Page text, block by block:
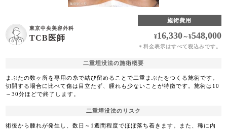
東京中央美容外科
TCB医師
施術費用
¥16,330～¥548,000
＊ 料金表示はすべて税込みです。
二重埋没法の施術概要
まぶたの数ヶ所を専用の糸で結び留めることで二重まぶたをつくる施術です。
切開する場合に比べて傷は目立たず、腫れも少ないことが特徴です。施術は10
～30分ほどで終了します。
二重埋没法のリスク
術後から腫れが発生し、数日～1週間程度でほぼ落ち着きます。また、稀に内